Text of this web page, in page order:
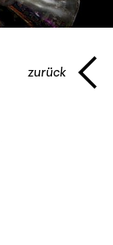
zurück